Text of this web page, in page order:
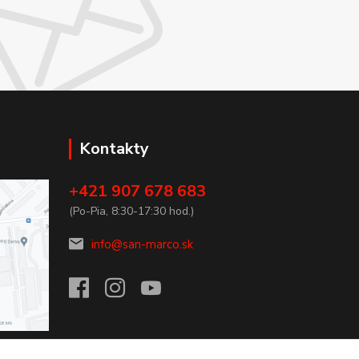
Kontakty
+421 907 678 683
(Po-Pia, 8:30-17:30 hod.)
info@san-marco.sk